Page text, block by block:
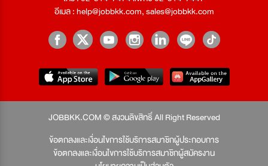
อีเมล :help@jobbkk.com,sales@jobbkk.com
JOBBKK.COM © สงวนลิขสิทธิ์ All Right Reserved
ข้อตกลงและเงื่อนไขการใช้บริการสมาชิกผู้ประกอบการ
ข้อตกลงและเงื่อนไขการใช้บริการสมาชิกผู้สมัครงาน